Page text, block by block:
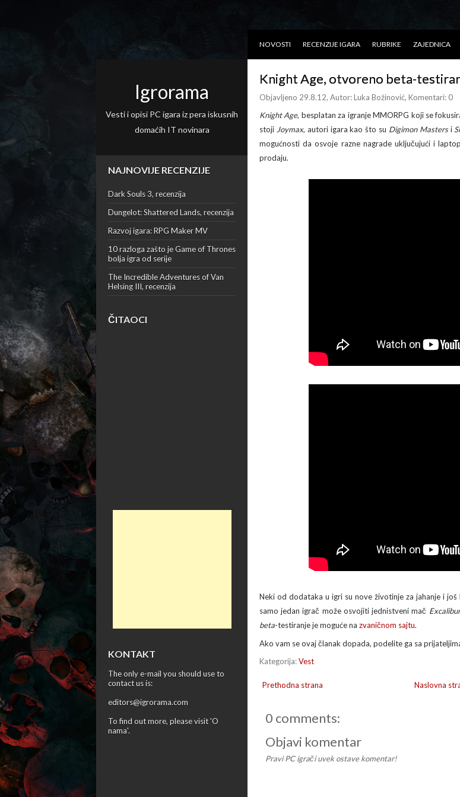
NOVOSTI RECENZIJE IGARA RUBRIKE ZAJEDNICA
Igrorama
Vesti i opisi PC igara iz pera iskusnih
domaćih IT novinara
NAJNOVIJE RECENZIJE
Dark Souls 3, recenzija
Dungelot: Shattered Lands, recenzija
Razvoj igara: RPG Maker MV
10 razloga zašto je Game of Thrones
bolja igra od serije
The Incredible Adventures of Van
Helsing III, recenzija
ČITAOCI
KONTAKT
The only e-mail you should use to
contact us is:
editors@igrorama.com
To find out more, please visit 'O
nama'.
Knight Age, otvoreno beta-
Objavljeno 29.8.12, Autor:Luka Božinović, Komentari: 0
Knight Age, besplatan za igranje MMORPG koji se
stoji Joymax, autori igara kao što su Digimon Mastersi
mogućnosti da osvoje razne nagrade uključujući i
prodaju.
Neki od dodataka u igri su nove životinje za jahanje i
samo jedan igrač može osvojiti jednistveni mač Excalibur
beta-testiranje je moguće na zvaničnom sajtu.
Ako vam se ovaj članak dopada, podelite ga sa
Kategorija:Vest
Prethodna strana Naslovna
0 comments:
Objavi komentar
Pravi PC igrači uvek ostave komentar!